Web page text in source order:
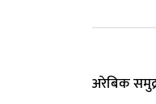
अरेबिक